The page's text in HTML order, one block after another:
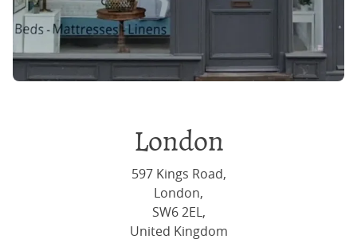
London
597 Kings Road,
London,
SW6 2EL,
United Kingdom